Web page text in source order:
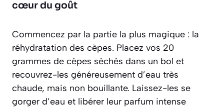
cœur du goût
Commencez par la partie la plus magique : la
réhydratation des cèpes. Placez vos 20
grammes de cèpes séchés dans un bol et
recouvrez-les généreusement d’eau très
chaude, mais non bouillante. Laissez-les se
gorger d’eau et libérer leur parfum intense